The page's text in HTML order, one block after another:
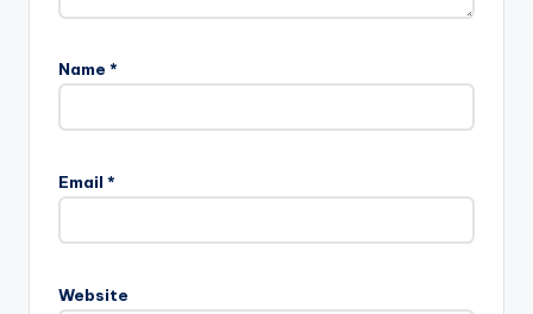
Name *
Email *
Website